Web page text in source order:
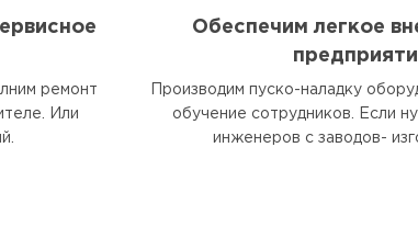
ремонт
Или
Обеспечим легкое
Производим пуско-наладку
обучение сотрудников. Если
инженеров с заводов-